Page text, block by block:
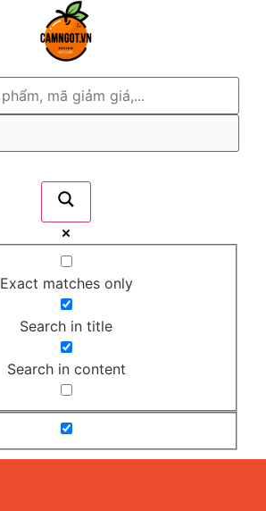
Exact matches only
Search in title
Search in content